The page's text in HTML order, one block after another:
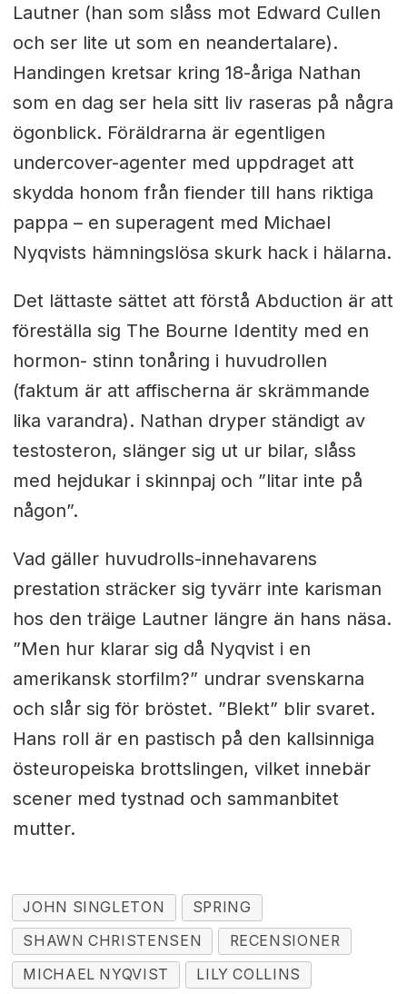
Lautner (han som slåss mot Edward Cullen
och ser lite ut som en neandertalare).
Handingen kretsar kring 18-åriga Nathan
som en dag ser hela sitt liv raseras på några
ögonblick. Föräldrarna är egentligen
undercover-agenter med uppdraget att
skydda honom från fiender till hans riktiga
pappa – en superagent med Michael
Nyqvists hämningslösa skurk hack i hälarna.
Det lättaste sättet att förstå Abduction är att
föreställa sig The Bourne Identity med en
hormon- stinn tonåring i huvudrollen
(faktum är att affischerna är skrämmande
lika varandra). Nathan dryper ständigt av
testosteron, slänger sig ut ur bilar, slåss
med hejdukar i skinnpaj och ”litar inte på
någon”.
Vad gäller huvudrolls-innehavarens
prestation sträcker sig tyvärr inte karisman
hos den träige Lautner längre än hans näsa.
”Men hur klarar sig då Nyqvist i en
amerikansk storfilm?” undrar svenskarna
och slår sig för bröstet. ”Blekt” blir svaret.
Hans roll är en pastisch på den kallsinniga
östeuropeiska brottslingen, vilket innebär
scener med tystnad och sammanbitet
mutter.
JOHN SINGLETON
SPRING
SHAWN CHRISTENSEN
RECENSIONER
MICHAEL NYQVIST
LILY COLLINS